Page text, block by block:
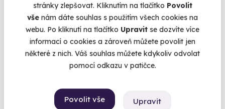
stránky zlepšovat. Kliknutím na tlačítko Povolit
vše nám dáte souhlas s použitím všech cookies na
webu. Po kliknutí na tlačítko Upravit se dozvíte více
informací o cookies a zároveň můžete povolit jen
některé z nich. Váš souhlas můžete kdykoliv odvolat
pomocí odkazu v patičce.
Povolit vše Upravit
do zážitků a než se vydáte na cestu, mrkněte natabulku
se snažíme maximálně často aktualizovat právě ta opatření,
se kterými je zážitek v provozu.Více
96% spokojenost zákazníků.